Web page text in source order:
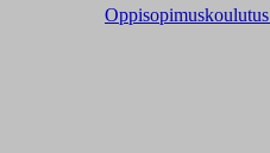
Oppisopimuskoulutus